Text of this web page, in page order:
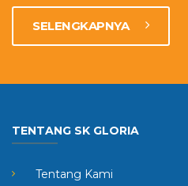
SELENGKAPNYA
TENTANG SK GLORIA
Tentang Kami